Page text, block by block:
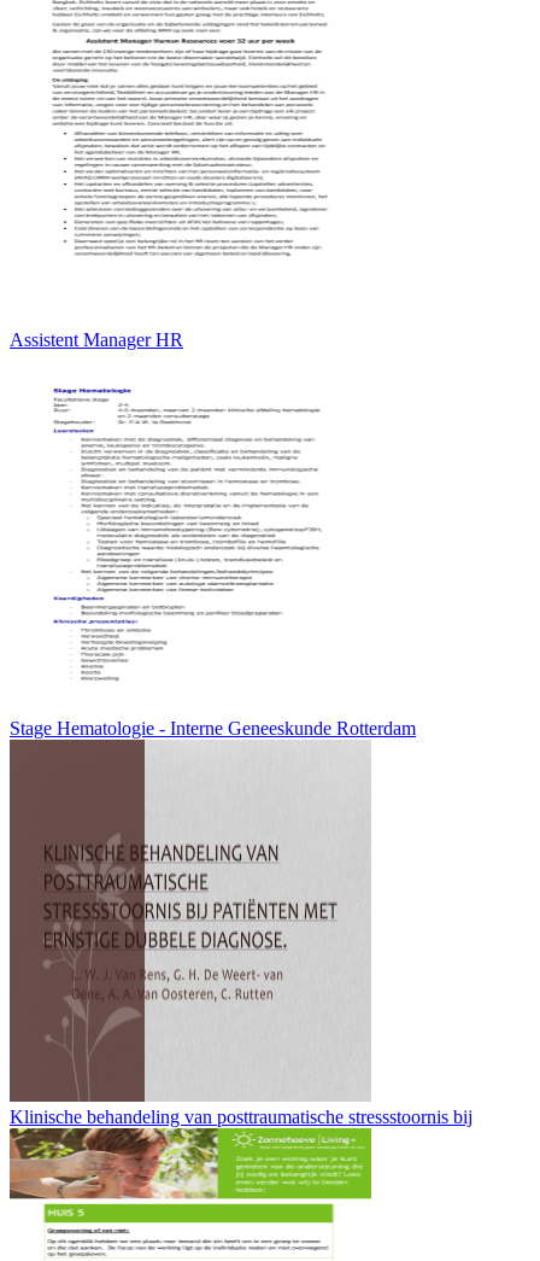
Assistent Manager HR
Stage Hematologie - Interne Geneeskunde Rotterdam
Klinische behandeling van posttraumatische stressstoornis bij